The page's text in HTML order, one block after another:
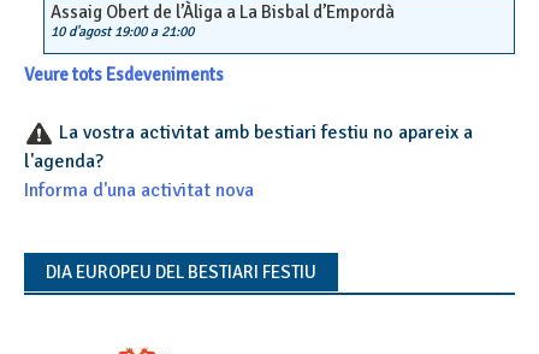
Assaig Obert de l’Àliga a La Bisbal d’Empordà
10 d'agost 19:00a 21:00
Veure tots Esdeveniments
La vostra activitat amb bestiari festiu no apareix a
l'agenda?
Informa d'una activitat nova
DIA EUROPEU DEL BESTIARI FESTIU